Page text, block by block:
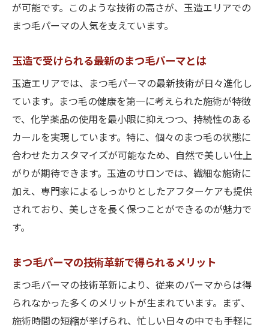
が可能です。このような技術の高さが、玉造エリアでの
まつ毛パーマの人気を支えています。
玉造で受けられる最新のまつ毛パーマとは
玉造エリアでは、まつ毛パーマの最新技術が日々進化し
ています。まつ毛の健康を第一に考えられた施術が特徴
で、化学薬品の使用を最小限に抑えつつ、持続性のある
カールを実現しています。特に、個々のまつ毛の状態に
合わせたカスタマイズが可能なため、自然で美しい仕上
がりが期待できます。玉造のサロンでは、繊細な施術に
加え、専門家によるしっかりとしたアフターケアも提供
されており、美しさを長く保つことができるのが魅力で
す。
まつ毛パーマの技術革新で得られるメリット
まつ毛パーマの技術革新により、従来のパーマからは得
られなかった多くのメリットが生まれています。まず、
施術時間の短縮が挙げられ、忙しい日々の中でも手軽に